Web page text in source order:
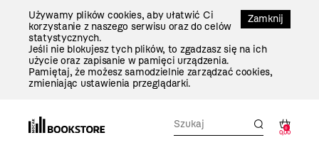
Zamknij
Używamy plików cookies, aby ułatwić Ci
korzystanie z naszego serwisu oraz do celów
statystycznych.
Jeśli nie blokujesz tych plików, to zgadzasz się na ich
użycie oraz zapisanie w pamięci urządzenia.
Pamiętaj, że możesz samodzielnie zarządzać cookies,
zmieniając ustawienia przeglądarki.
0
0,00